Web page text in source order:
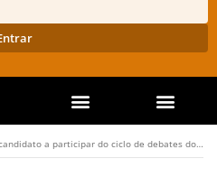
a participar do ciclo de debates do sindpd